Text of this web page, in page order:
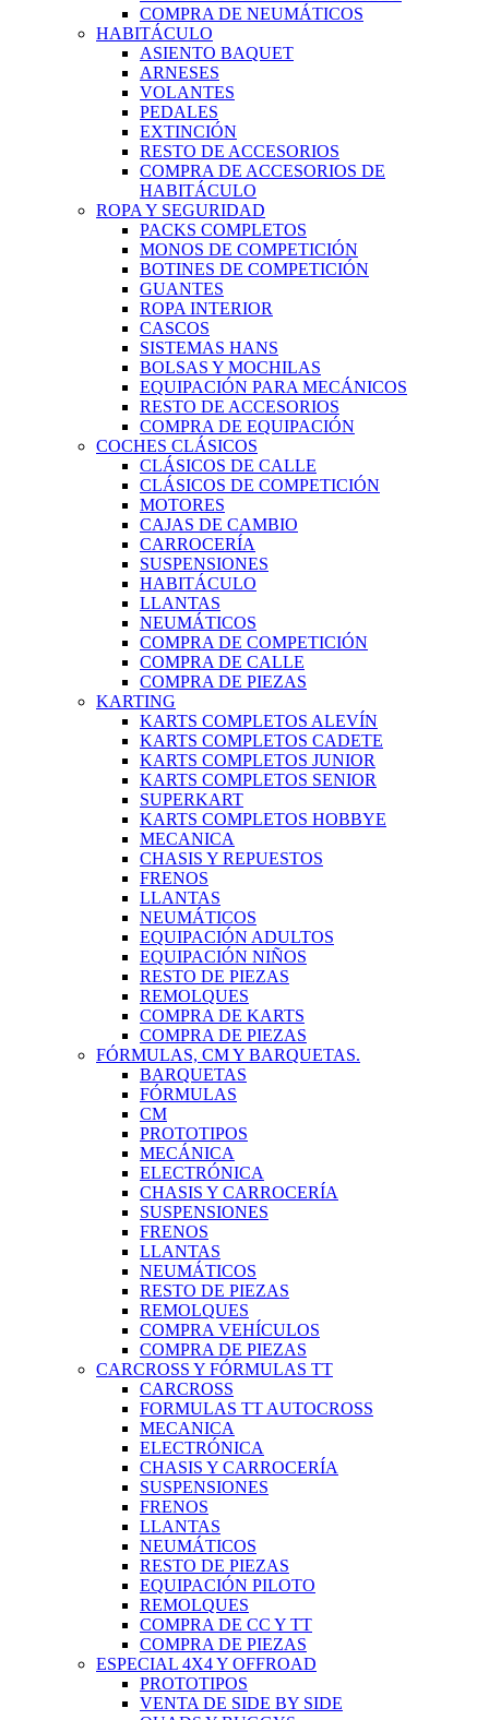
COMPRA DE NEUMÁTICOS
HABITÁCULO
ASIENTO BAQUET
ARNESES
VOLANTES
PEDALES
EXTINCIÓN
RESTO DE ACCESORIOS
COMPRA DE ACCESORIOS DE
HABITÁCULO
ROPA Y SEGURIDAD
PACKS COMPLETOS
MONOS DE COMPETICIÓN
BOTINES DE COMPETICIÓN
GUANTES
ROPA INTERIOR
CASCOS
SISTEMAS HANS
BOLSAS Y MOCHILAS
EQUIPACIÓN PARA MECÁNICOS
RESTO DE ACCESORIOS
COMPRA DE EQUIPACIÓN
COCHES CLÁSICOS
CLÁSICOS DE CALLE
CLÁSICOS DE COMPETICIÓN
MOTORES
CAJAS DE CAMBIO
CARROCERÍA
SUSPENSIONES
HABITÁCULO
LLANTAS
NEUMÁTICOS
COMPRA DE COMPETICIÓN
COMPRA DE CALLE
COMPRA DE PIEZAS
KARTING
KARTS COMPLETOS ALEVÍN
KARTS COMPLETOS CADETE
KARTS COMPLETOS JUNIOR
KARTS COMPLETOS SENIOR
SUPERKART
KARTS COMPLETOS HOBBYE
MECANICA
CHASIS Y REPUESTOS
FRENOS
LLANTAS
NEUMÁTICOS
EQUIPACIÓN ADULTOS
EQUIPACIÓN NIÑOS
RESTO DE PIEZAS
REMOLQUES
COMPRA DE KARTS
COMPRA DE PIEZAS
FÓRMULAS, CM Y BARQUETAS.
BARQUETAS
FÓRMULAS
CM
PROTOTIPOS
MECÁNICA
ELECTRÓNICA
CHASIS Y CARROCERÍA
SUSPENSIONES
FRENOS
LLANTAS
NEUMÁTICOS
RESTO DE PIEZAS
REMOLQUES
COMPRA VEHÍCULOS
COMPRA DE PIEZAS
CARCROSS Y FÓRMULAS TT
CARCROSS
FORMULAS TT AUTOCROSS
MECANICA
ELECTRÓNICA
CHASIS Y CARROCERÍA
SUSPENSIONES
FRENOS
LLANTAS
NEUMÁTICOS
RESTO DE PIEZAS
EQUIPACIÓN PILOTO
REMOLQUES
COMPRA DE CC Y TT
COMPRA DE PIEZAS
ESPECIAL 4X4 Y OFFROAD
PROTOTIPOS
VENTA DE SIDE BY SIDE